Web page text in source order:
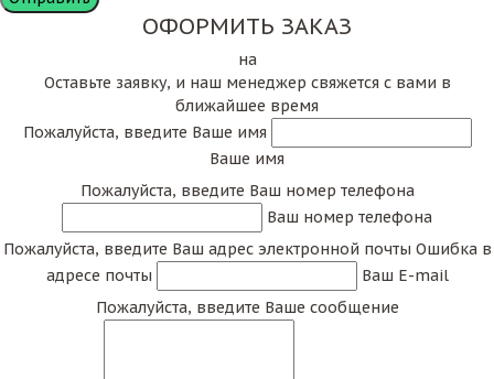
ОФОРМИТЬ ЗАКАЗ
на
Оставьте заявку, и наш менеджер свяжется с вами в
ближайшее время
Пожалуйста, введите Ваше имя
Ваше имя
Пожалуйста, введите Ваш номер телефона
Ваш номер телефона
Пожалуйста, введите Ваш адрес электронной почты Ошибка в
адресе почты
Ваш E-mail
Пожалуйста, введите Ваше сообщение